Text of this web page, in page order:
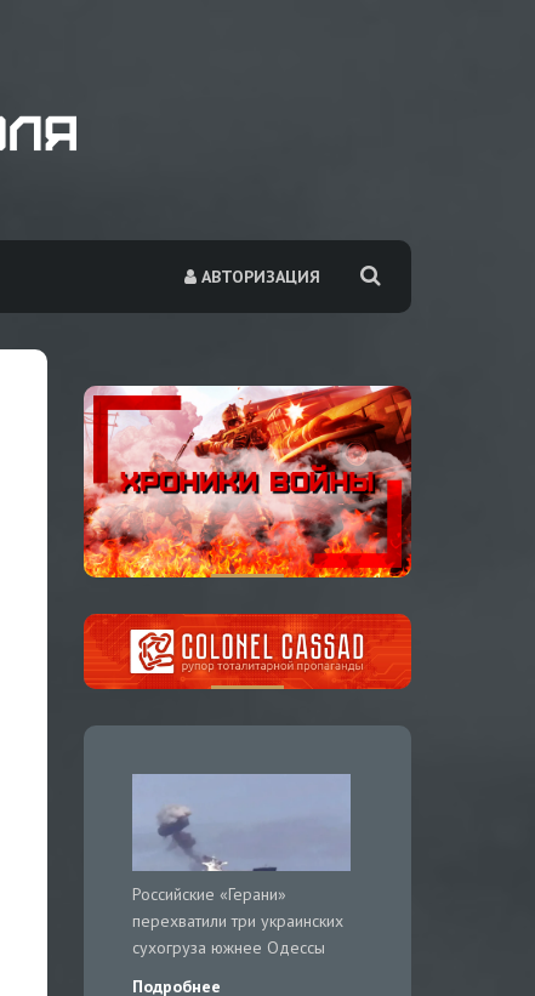
АВТОРИЗАЦИЯ
Российские «Герани»
перехватили три украинских
сухогруза южнее Одессы
Подробнее